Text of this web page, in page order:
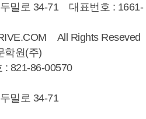
밀로 34-71 대표번호 : 1661-
All Rights Reseved
학원(주)
821-86-00570
밀로 34-71